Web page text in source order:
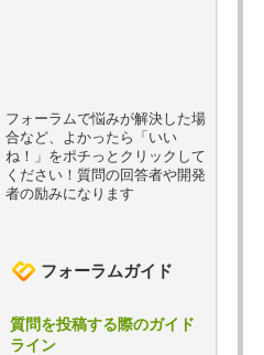
フォーラムで悩みが解決した場
合など、よかったら「いい
ね！」をポチっとクリックして
ください！質問の回答者や開発
者の励みになります
フォーラムガイド
質問を投稿する際のガイド
ライン